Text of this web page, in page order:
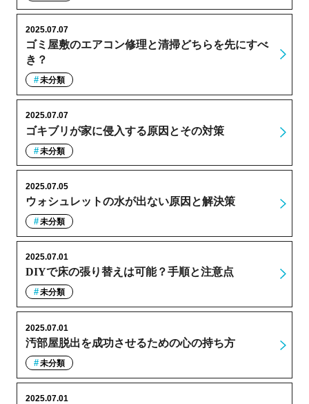
ゴミ屋敷のエアコン修理と清掃どちらを先にすべ
き？
2025.07.07
未分類
ゴキブリが家に侵入する原因とその対策
2025.07.07
未分類
ウォシュレットの水が出ない原因と解決策
2025.07.05
未分類
DIYで床の張り替えは可能？手順と注意点
2025.07.01
未分類
汚部屋脱出を成功させるための心の持ち方
2025.07.01
未分類
2025.07.01